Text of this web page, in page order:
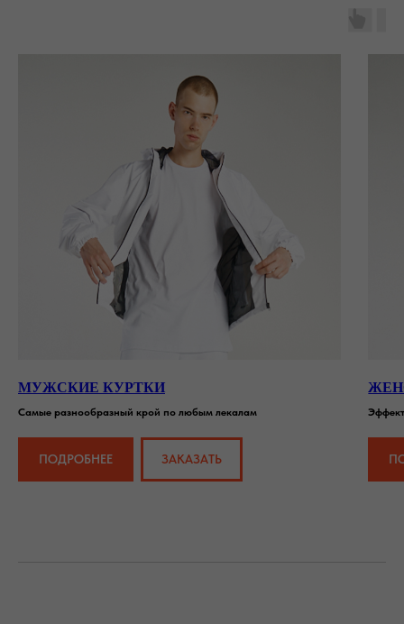
МУЖСКИЕ КУРТКИ
Самые разнообразный крой по любым лекалам
ПОДРОБНЕЕ ЗАКАЗАТЬ